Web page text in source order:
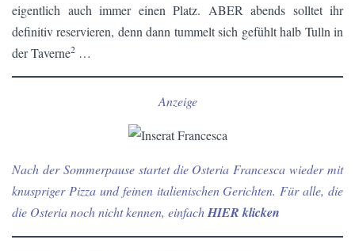
eigentlich auch immer einen Platz. ABER abends solltet ihr
definitiv reservieren, denn dann tummelt sich gefühlt halb Tulln in
der Taverne2 …
Anzeige
Nach der Sommerpause startet die Osteria Francesca wieder mit
knuspriger Pizza und feinen italienischen Gerichten. Für alle, die
die Osteria noch nicht kennen, einfachHIER klicken